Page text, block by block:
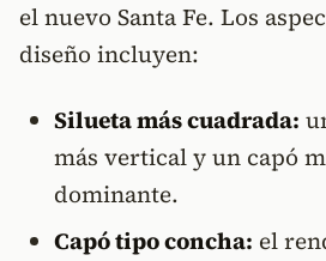
el nuevo Santa Fe. Los
diseño incluyen:
Silueta más cuadrada:
más vertical y un capó
dominante.
Capó tipo concha: el